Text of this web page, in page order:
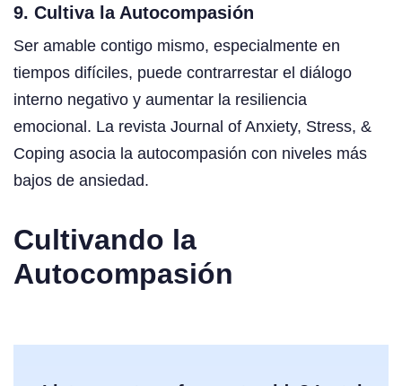
9. Cultiva la Autocompasión
Ser amable contigo mismo, especialmente en
tiempos difíciles, puede contrarrestar el diálogo
interno negativo y aumentar la resiliencia
emocional. La revista Journal of Anxiety, Stress, &
Coping asocia la autocompasión con niveles más
bajos de ansiedad.
Cultivando la
Autocompasión